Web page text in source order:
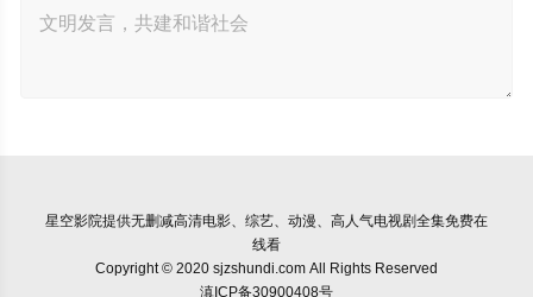
星空影院提供无删减高清电影、综艺、动漫、高人气电视剧全集免费在
线看
Copyright © 2020 sjzshundi.com All Rights Reserved
滇ICP备30900408号